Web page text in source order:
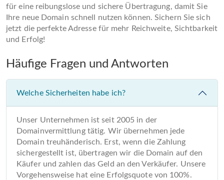
für eine reibungslose und sichere Übertragung, damit Sie
Ihre neue Domain schnell nutzen können. Sichern Sie sich
jetzt die perfekte Adresse für mehr Reichweite, Sichtbarkeit
und Erfolg!
Häufige Fragen und Antworten
Welche Sicherheiten habe ich?
Unser Unternehmen ist seit 2005 in der
Domainvermittlung tätig. Wir übernehmen jede
Domain treuhänderisch. Erst, wenn die Zahlung
sichergestellt ist, übertragen wir die Domain auf den
Käufer und zahlen das Geld an den Verkäufer. Unsere
Vorgehensweise hat eine Erfolgsquote von 100%.